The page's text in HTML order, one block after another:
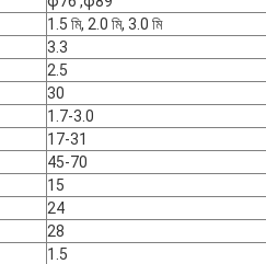
1.5 মি, 2.0 মি, 3.0 মি
3.3
2.5
30
1.7-3.0
17-31
45-70
15
24
28
1.5